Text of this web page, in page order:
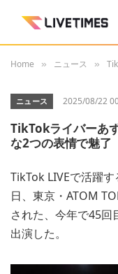
Home » ニュース »
ニュース 2025/08/22
TikTokライバーあ
な2つの表情で魅了
TikTok LIVEで活躍
日、東京・ATOM
された、今年で45回
出演した。